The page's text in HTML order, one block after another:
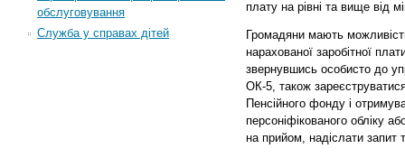
обслуговування
Служба у справах дітей
плату на рівні та вище від
Громадяни мають
нарахованої заробітної
звернувшись особисто до
ОК-5, також
Пенсійного фонду і
персоніфікованого обліку
на прийом, надіслати запит